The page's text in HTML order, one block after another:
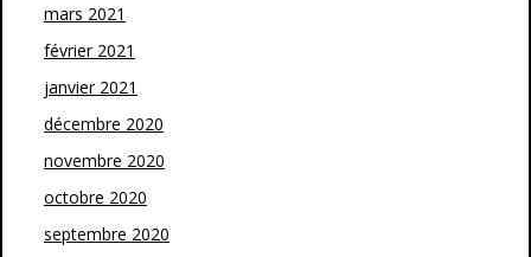
mars 2021
février 2021
janvier 2021
décembre 2020
novembre 2020
octobre 2020
septembre 2020